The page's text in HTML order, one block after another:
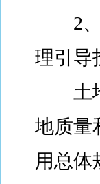
2、
理引导
土地
地质量
用总体